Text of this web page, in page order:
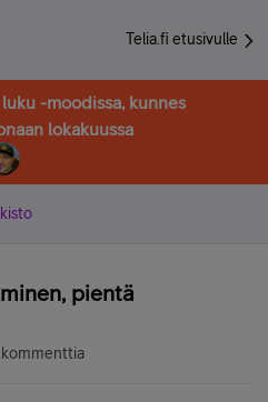
Telia.fi etusivulle
-moodissa, kunnes
lokakuussa
pientä
kommenttia